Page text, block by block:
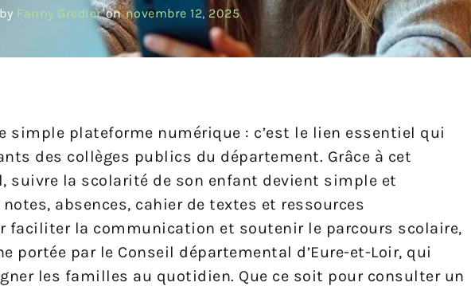
Fanny Gredier on novembre 12, 2025
simple plateforme numérique : c’est le lien essentiel qui
des collèges publics du département. Grâce à cet
suivre la scolarité de son enfant devient simple et
absences, cahier de textes et ressources
faciliter la communication et soutenir le parcours scolaire,
portée par le Conseil départemental d’Eure-et-Loir, qui
les familles au quotidien. Que ce soit pour consulter un